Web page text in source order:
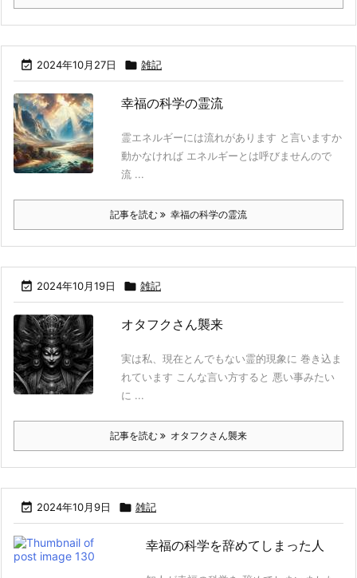
 2024年10月27日  雑記
幸福の科学の霊流
霊エネルギーには流れがあります と言いますか
動かなければ エネルギーとは呼びませんので
流 ...
記事を読む 幸福の科学の霊流
 2024年10月19日  雑記
オタフクさん襲来
実は私、現在とんでもない霊的現象に 巻き込ま
れています こんな言い方すると 悪い事みたい
に ...
記事を読む オタフクさん襲来
 2024年10月9日  雑記
幸福の科学を辞めてしまった人